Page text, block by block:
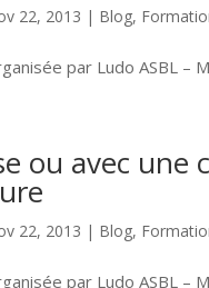
22, 2013 | Blog,
par Ludo ASBL –
ou avec une
22, 2013 | Blog,
par Ludo ASBL –